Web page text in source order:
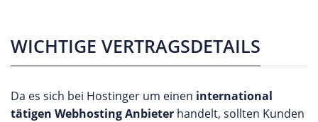
WICHTIGE VERTRAGSDETAILS
Da es sich bei Hostinger um einen international
tätigen Webhosting Anbieter handelt, sollten Kunden